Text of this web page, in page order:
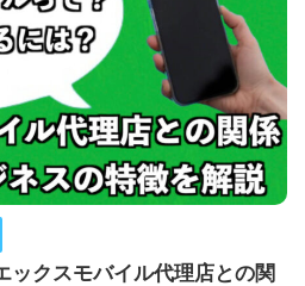
ックスモバイル代理店との関